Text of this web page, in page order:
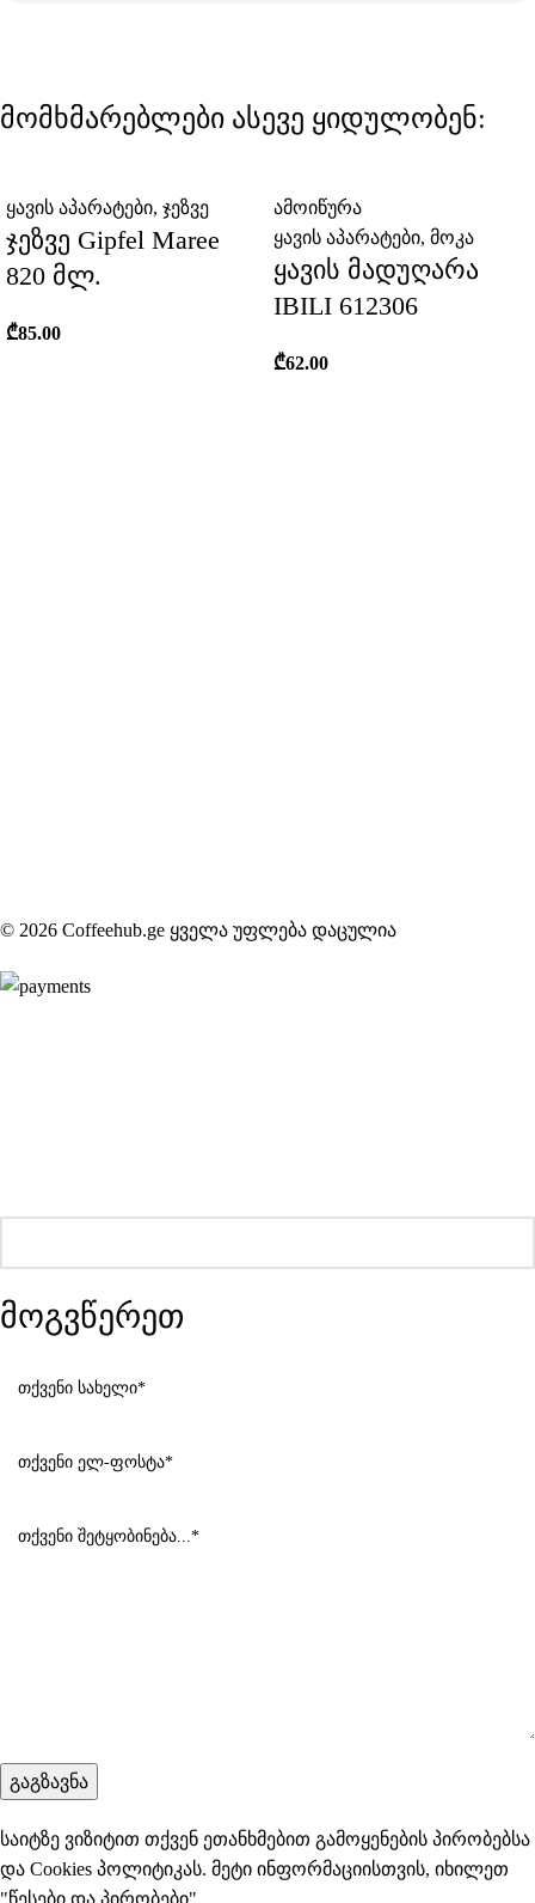
მომხმარებლები ასევე ყიდულობენ:
ყავის აპარატები, ჯეზვე
ჯეზვე Gipfel Maree
820 მლ.
₾85.00
ამოიწურა
ყავის აპარატები, მოკა
ყავის მადუღარა
IBILI 612306
₾62.00
© 2026 Coffeehub.ge ყველა უფლება დაცულია
მოგვწერეთ
საიტზე ვიზიტით თქვენ ეთანხმებით გამოყენების პირობებსა
და Cookies პოლიტიკას. მეტი ინფორმაციისთვის, იხილეთ